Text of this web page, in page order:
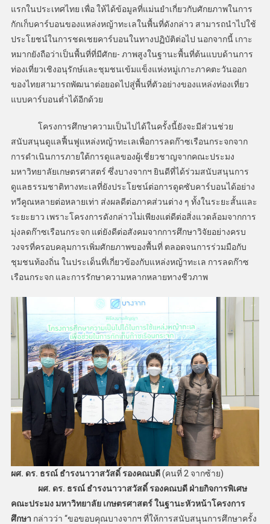
แรกในประเทศไทย เพื่อ ให้ได้ข้อมูลที่แม่นยำเกี่ยวกับศักยภาพในการ
กักเก็บคาร์บอนของแหล่งหญ้าทะเลในพื้นที่ดังกล่าว สามารถนำไปใช้
ประโยชน์ในการชดเชยคาร์บอนในทางปฏิบัติต่อไป นอกจากนี้ เกาะ
หมากยังถือว่าเป็นพื้นที่ที่มีศักย- ภาพสูงในฐานะพื้นที่ต้นแบบด้านการ
ท่องเที่ยวเชิงอนุรักษ์และชุมชนเข้มแข็งแห่งหมู่เกาะภาคตะวันออก
ของไทยสามารถพัฒนาต่อยอดไปสู่พื้นที่ตัวอย่างของแหล่งท่องเที่ยว
แบบคาร์บอนต่ำได้อีกด้วย
โครงการศึกษาความเป็นไปได้ในครั้งนี้ยังจะมีส่วนช่วย
สนับสนุนดูแลฟื้นฟูแหล่งหญ้าทะเลเพื่อการลดก๊าซเรือนกระจกจาก
การดำเนินการภายใต้การดูแลของผู้เชี่ยวชาญจากคณะประมง
มหาวิทยาลัยเกษตรศาสตร์ ซึ่งบางจากฯ ยินดีที่ได้ร่วมสนับสนุนการ
ดูแลธรรมชาติทางทะเลที่ยังประโยชน์ต่อการดูดซับคาร์บอนได้อย่าง
ทวีคูณหลายต่อหลายเท่า ส่งผลดีต่อภาคส่วนต่าง ๆ ทั้งในระยะสั้นและ
ระยะยาว เพราะโครงการดังกล่าวไม่เพียงแต่ดีต่อสิ่งแวดล้อมจากการ
มุ่งลดก๊าซเรือนกระจก แต่ยังดีต่อสังคมจากการศึกษาวิจัยอย่างครบ
วงจรที่ครอบคลุมการเพิ่มศักยภาพของพื้นที่ ตลอดจนการร่วมมือกับ
ชุมชนท้องถิ่น ในประเด็นที่เกี่ยวข้องกับแหล่งหญ้าทะเล การลดก๊าซ
เรือนกระจก และการรักษาความหลากหลายทางชีวภาพ
ผศ. ดร. ธรณ์ ธำรงนาวาสวัสดิ์ รองคณบดี(คนที่ 2 จากซ้าย)
ผศ. ดร. ธรณ์ ธำรงนาวาสวัสดิ์ รองคณบดี ฝ่ายกิจการพิเศษ
คณะประมง มหาวิทยาลัย เกษตรศาสตร์ ในฐานะหัวหน้าโครงการ
ศึกษา กล่าวว่า “ขอขอบคุณบางจากฯ ที่ให้การสนับสนุนการศึกษาครั้ง